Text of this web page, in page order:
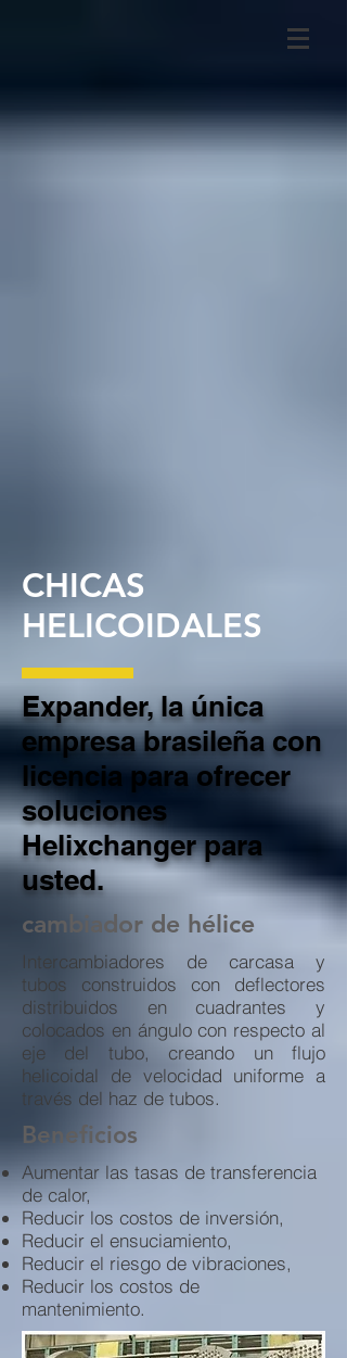
CHICAS
HELICOIDALES
Expander, la única
empresa brasileña con
licencia para ofrecer
soluciones
Helixchanger para
usted.
cambiador de hélice
Intercambiadores de carcasa y
tubos construidos con deflectores
distribuidos en cuadrantes y
colocados en ángulo con respecto al
eje del tubo, creando un flujo
helicoidal de velocidad uniforme a
través del haz de tubos.
Aumentar las tasas de transferencia
de calor,
Reducir los costos de inversión,
Reducir el ensuciamiento,
Reducir el riesgo de vibraciones,
Reducir los costos de
mantenimiento.
Beneficios